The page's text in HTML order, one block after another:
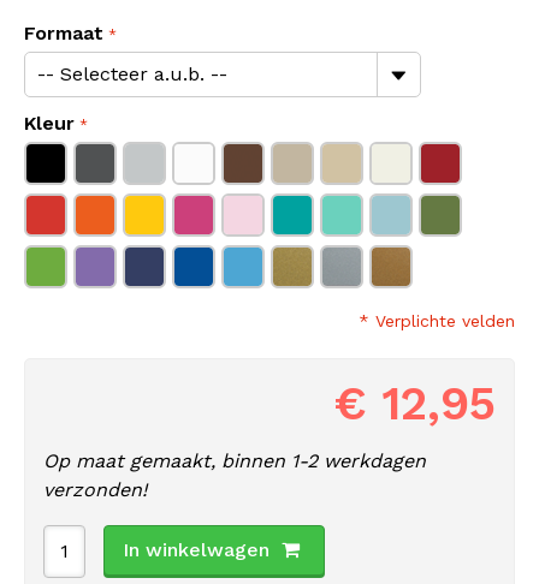
Formaat
Kleur
* Verplichte velden
€ 12,95
Op maat gemaakt, binnen 1-2 werkdagen
verzonden!
In winkelwagen